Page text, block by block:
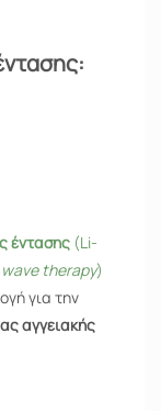
έντασης (Li-
therapy)
για την
αγγειακής